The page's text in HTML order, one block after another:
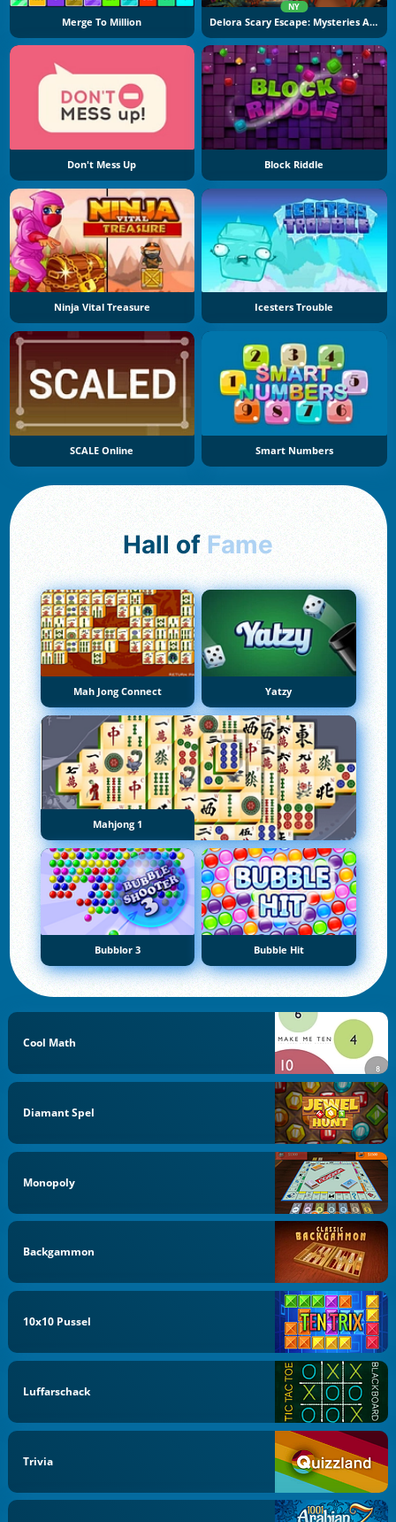
Merge To Million
NY
Delora Scary Escape: Mysteries Adventure
Don't Mess Up Block Riddle
Ninja Vital Treasure Icesters Trouble
SCALE Online Smart Numbers
Hall of Fame
Mah Jong Connect Yatzy
Mahjong 1
Bubblor 3 Bubble Hit
Cool Math
Diamant Spel
Monopoly
Backgammon
10x10 Pussel
Luffarschack
Trivia